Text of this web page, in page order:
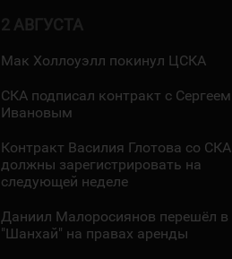
2 АВГУСТА
Мак Холлоуэлл покинул ЦСКА
СКА подписал контракт с Сергеем
Ивановым
Контракт Василия Глотова со СКА
должны зарегистрировать на
следующей неделе
Даниил Малоросиянов перешёл в
"Шанхай" на правах аренды